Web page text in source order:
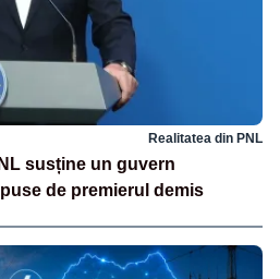
Realitatea din PNL
susține un guvern
de premierul demis